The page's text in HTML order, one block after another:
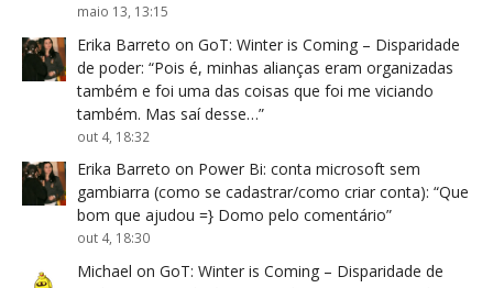
maio 13, 13:15
Erika Barreto on GoT: Winter is Coming – Disparidade
de poder: “Pois é, minhas alianças eram organizadas
também e foi uma das coisas que foi me viciando
também. Mas saí desse…”
out 4, 18:32
Erika Barreto on Power Bi: conta microsoft sem
gambiarra (como se cadastrar/como criar conta): “Que
bom que ajudou =} Domo pelo comentário”
out 4, 18:30
Michael on GoT: Winter is Coming – Disparidade de